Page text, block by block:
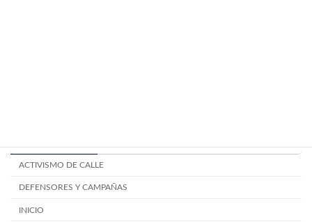
ACTIVISMO DE CALLE
DEFENSORES Y CAMPAÑAS
INICIO